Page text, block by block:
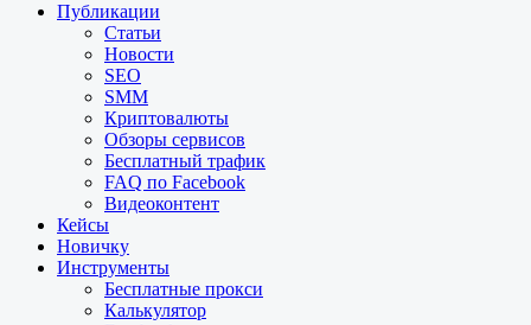
Публикации
Статьи
Новости
SEO
SMM
Криптовалюты
Обзоры сервисов
Бесплатный трафик
FAQ по Facebook
Видеоконтент
Кейсы
Новичку
Инструменты
Бесплатные прокси
Калькулятор